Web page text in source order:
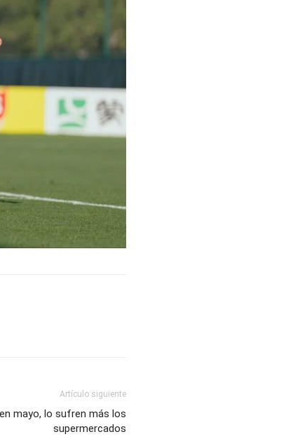
Artículo siguiente
mayo, lo sufren más los
supermercados